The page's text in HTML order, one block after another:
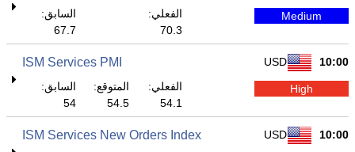
Medium
الفعلي:
70.3
السابق:
67.7
10:00
USD
ISM Services PMI
High
الفعلي:
54.1
المتوقع:
54.5
السابق:
54
10:00
USD
ISM Services New Orders Index